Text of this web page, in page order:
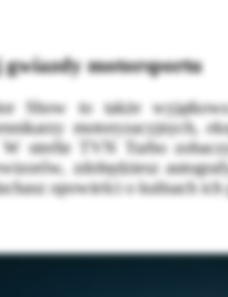
gwiazdy motorsportu
Show to także
motoryzacyjnych,
W strefie TVN Turbo
zdobędziesz
opowieści o kulisach ich